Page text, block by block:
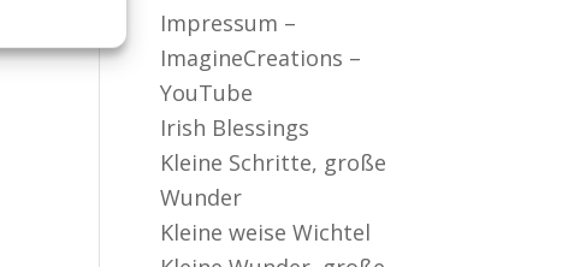
Impressum –
ImagineCreations –
YouTube
Irish Blessings
Kleine Schritte, große
Wunder
Kleine weise Wichtel